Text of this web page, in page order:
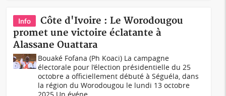
Info
Côte d'Ivoire : Le Worodougou
promet une victoire éclatante à
Alassane Ouattara
Bouaké Fofana (Ph Koaci) La campagne
électorale pour l’élection présidentielle du 25
octobre a officiellement débuté à Séguéla, dans
la région du Worodougou le lundi 13 octobre